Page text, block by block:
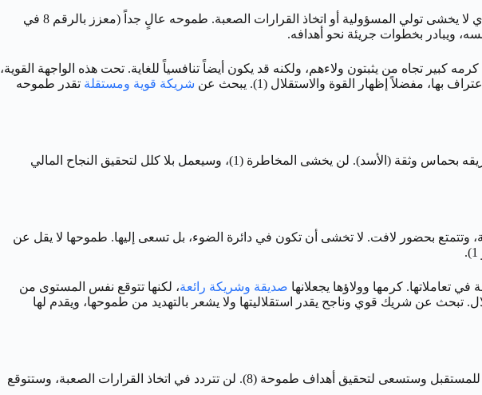
رجل هذا اليوم هو تجسيد للقوة والعزيمة. إنه يمتلك حضوراً قوياً وثقة بالنفس تجذب الآخرين إليه. هو القائد الطبيعي الذي لا يخشى تولي المسؤولية أو اتخاذ القرارات الصعبة. طموحه عالٍ جداً (معزز بالرقم 8 في
كبير تجاه من يثبتون ولاءهم، ولكنه قد يكون أيضاً تنافسياً للغاية. تحت هذه الواجهة القوية،
شريكة قوية ومستقلة تقدر طموحه
تخيل هذا الرجل كرائد أعمال. سيكون هو صاحب الرؤية (1)، الذي يمتلك الدافع لتحويلها إلى واقع ملموس (8)، ويقود فريقه بحماس وثقة (الأسد). لن يخشى المخاطرة (1)، وسيعمل بلا كلل لتحقيق النجاح المالي
مستقلة، وتتمتع بحضور لافت. لا تخشى أن تكون في دائرة الضوء، بل تسعى إليها. طموحها لا يقل عن
تعاملاتها. كرمها وولاؤها يجعلانها صديقة وشريكة رائعة، لكنها تتوقع نفس المستوى من
الأكثر حساسية (من الرقم 2) خلف واجهة من القوة والاستقلال. تبحث عن شريك قوي وناجح يقدر استقلاليتها ولا يشعر بالتهديد من طموحها، ويقدم لها
تخيل هذه المرأة كمديرة تنفيذية. ستكون واثقة، حاسمة، وتلهم فريقها بكاريزماتها (الأسد/1). ستكون لديها رؤية واضحة للمستقبل وستسعى لتحقيق أهداف طموحة (8). لن تتردد في اتخاذ القرارات الصعبة، وستتوقع